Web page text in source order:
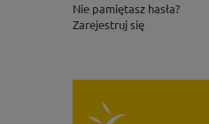
Nie pamiętasz hasła?
Zarejestruj się